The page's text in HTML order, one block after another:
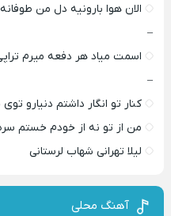
الان هوا بارونیه دل من
–
اسمت میاد هر دفعه میرم
–
کنار تو انگار داشتم دنیارو
من از تو نه از خودم خستم
لیلا تهرانی شهاب لرستانی
آهنگ محلی